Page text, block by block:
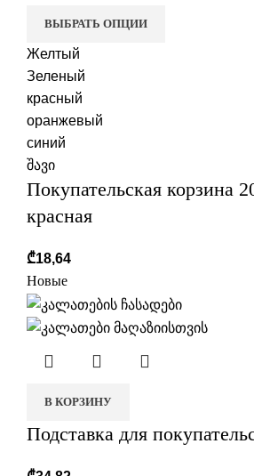
ВЫБРАТЬ ОПЦИИ
Желтый
Зеленый
красный
оранжевый
синий
შავი
Покупательская корзина
красная
₾18,64
Новые
В КОРЗИНУ
Подставка для